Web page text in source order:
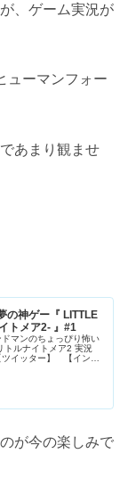
、ゲーム実況が
ューマンフォー
あまり観ませ
の神ゲー『 LITTLE
トメア2- 』#1
マンのちょっぴり怖い
トルナイトメア2 実況
ツイッター】 【インス
が今の楽しみで